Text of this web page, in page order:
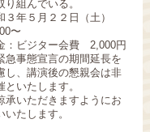
り組んでいる。
３年５月２２日（土）
〜
：ビジター会費 2,000円
急事態宣言の期間延長を
し、講演後の懇親会は非
といたします。
承いただきますようにお
いたします。